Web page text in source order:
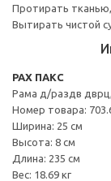
Протирать
Вытирать чистой
PAX ПАКС
Рама д/раздв
Номер товара:
Ширина: 25 см
Высота: 8 см
Длина: 235 см
Вес: 18.69 кг